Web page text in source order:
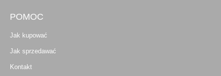
POMOC
Jak kupować
Jak sprzedawać
Kontakt